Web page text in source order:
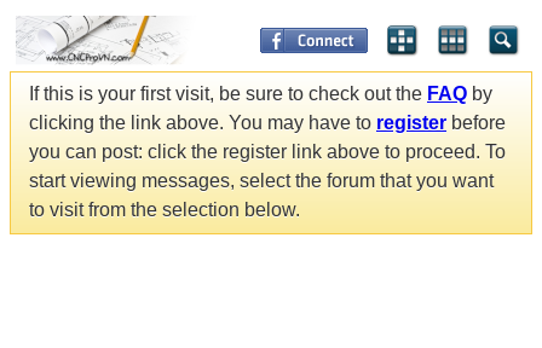
If this is your first visit, be sure to check out the FAQ by
clicking the link above. You may have to register before
you can post: click the register link above to proceed. To
start viewing messages, select the forum that you want
to visit from the selection below.